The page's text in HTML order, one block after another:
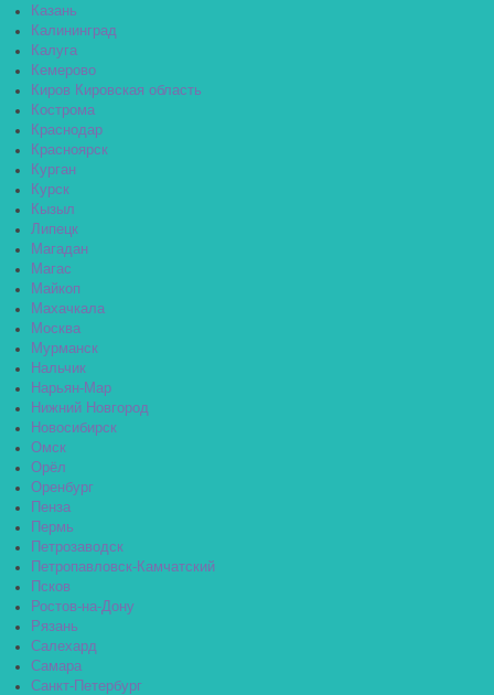
Казань
Калининград
Калуга
Кемерово
Киров Кировская область
Кострома
Краснодар
Красноярск
Курган
Курск
Кызыл
Липецк
Магадан
Магас
Майкоп
Махачкала
Москва
Мурманск
Нальчик
Нарьян-Мар
Нижний Новгород
Новосибирск
Омск
Орёл
Оренбург
Пенза
Пермь
Петрозаводск
Петропавловск-Камчатский
Псков
Ростов-на-Дону
Рязань
Салехард
Самара
Санкт-Петербург